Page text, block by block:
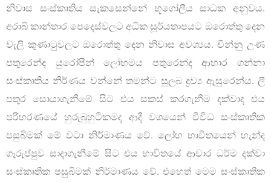
නිවාස සංස්කෘතිය සැකසෙන්නේ භූගෝලීය සාධක අනුවය.
අරාබි කාන්තාර පෙදෙස්වලට අධික සූර්යතාපයට ඔරොත්තු දෙන
වැලි කුණාටුවලට ඔරොත්තු දෙන නිවාස අවශ්‍යය. චීන්නු උණ
පතුරෙන්ද යුරෝපීන් ලෝහමය පතුරෙන්ද ආහාර ගන්නා
සංස්කෘතිය නිර්ණය වන්නේ තමන්ට සුලබ ද්‍රව්‍ය ඇසුරෙන්ය. ලී
පතුර සොයාගැනීමේ සිට එය සකස් කරගැනීම දක්වාද එය
පරිහරණයේ හුරුබුහුටිකමද ආදී වශයෙන් විවිධ සංස්කෘතික
පසුබිමක් මේ වටා නිර්මාණය වේ. ලෝහ භාවිතයෙන් හැන්ද
ගෑරුප්පුව සාදාගැනීමේ සිට එය භාවිතයේ ආචාර ධර්ම දක්වා
සංස්කෘතික පසුබිමක් නිර්මාණය වේ. එහෙත් මෙම සංස්කෘතික